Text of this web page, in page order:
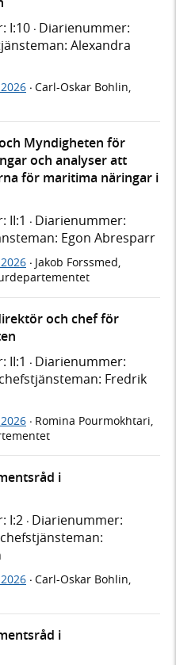
I:10 · Diarienummer:
Alexandra
· Carl-Oskar Bohlin,
Myndigheten för
och analyser att
för maritima näringar i
II:1 · Diarienummer:
Egon Abresparr
· Jakob Forssmed,
och chef för
II:1 · Diarienummer:
Fredrik
· Romina Pourmokhtari,
i
I:2 · Diarienummer:
· Carl-Oskar Bohlin,
i